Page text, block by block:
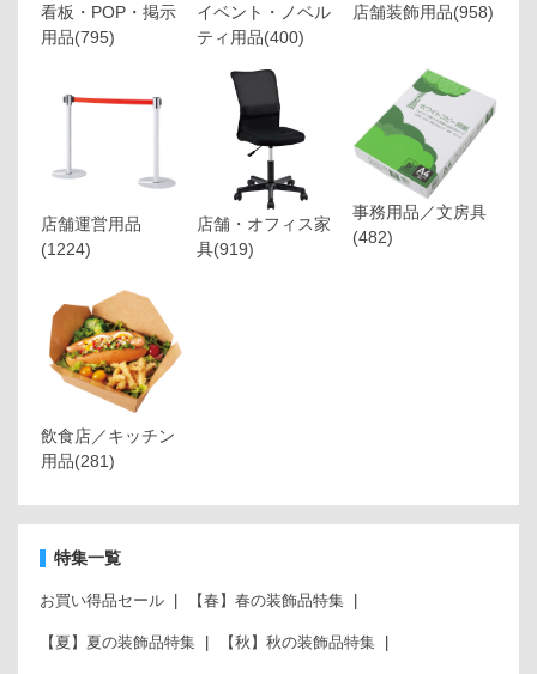
看板・POP・掲示
用品(795)
イベント・ノベル
ティ用品(400)
店舗装飾用品(958)
店舗運営用品
(1224)
店舗・オフィス家
具(919)
事務用品／文房具
(482)
飲食店／キッチン
用品(281)
特集一覧
お買い得品セール 【春】春の装飾品特集
【夏】夏の装飾品特集 【秋】秋の装飾品特集